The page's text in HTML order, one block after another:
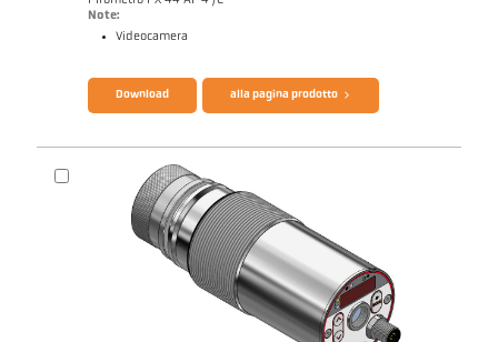
Note:
Videocamera
Download alla pagina prodotto